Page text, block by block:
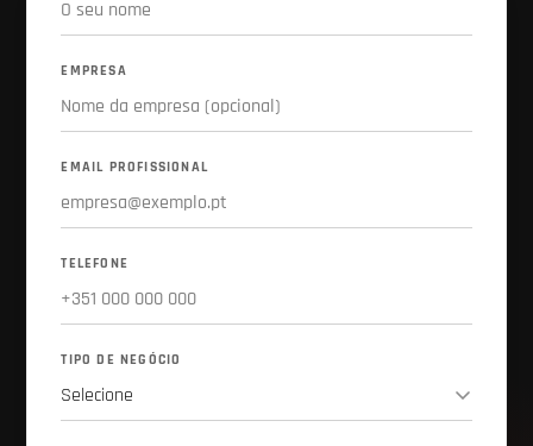
EMPRESA
EMAIL PROFISSIONAL
TELEFONE
TIPO DE NEGÓCIO